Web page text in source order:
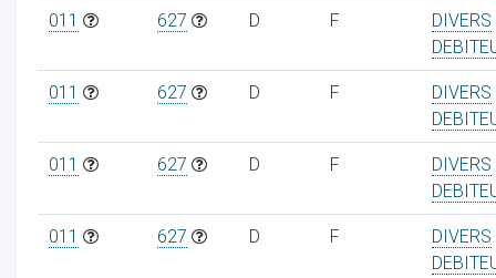
011 627 D F
DIVERS
011 627 D F
DIVERS
011 627 D F
DIVERS
011 627 D F
DIVERS